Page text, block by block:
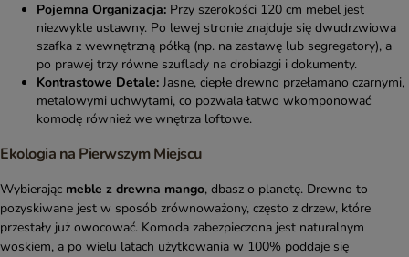
Pojemna Organizacja: Przy szerokości 120 cm mebel jest
niezwykle ustawny. Po lewej stronie znajduje się dwudrzwiowa
szafka z wewnętrzną półką (np. na zastawę lub segregatory), a
po prawej trzy równe szuflady na drobiazgi i dokumenty.
Kontrastowe Detale: Jasne, ciepłe drewno przełamano czarnymi,
metalowymi uchwytami, co pozwala łatwo wkomponować
komodę również we wnętrza loftowe.
Ekologia na Pierwszym Miejscu
Wybierając meble z drewna mango, dbasz o planetę. Drewno to
pozyskiwane jest w sposób zrównoważony, często z drzew, które
przestały już owocować. Komoda zabezpieczona jest naturalnym
woskiem, a po wielu latach użytkowania w 100% poddaje się